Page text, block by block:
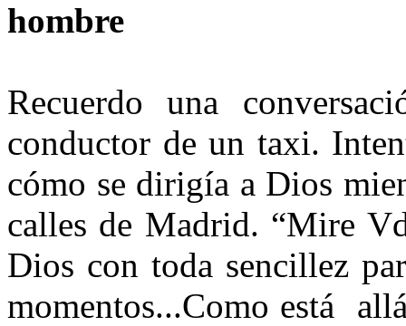
hombre
Recuerdo una
conductor de un taxi.
cómo se dirigía a Dios
calles de Madrid. “Mire
Dios con toda sencillez
momentos...Como está